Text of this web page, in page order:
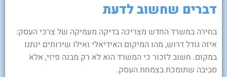
דברים שחשוב לדעת
בחירה במשרד החדש מצריכה בדיקה מעמיקה של צרכי העסק:
איזה גודל דרוש, מהו המיקום האידיאלי ואילו שירותים ינתנו
במקום. חשוב לזכור כי המשרד הוא לא רק מבנה פיזי, אלא
סביבה שתומכת בצמחת העסק.